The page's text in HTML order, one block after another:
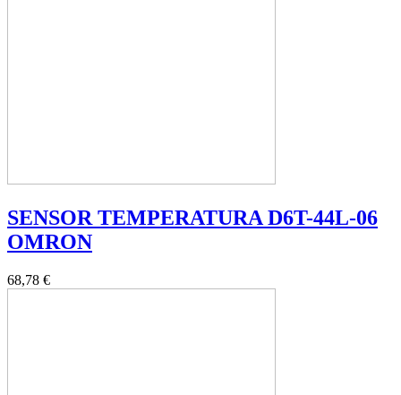
SENSOR TEMPERATURA D6T-44L-06
OMRON
68,78 €